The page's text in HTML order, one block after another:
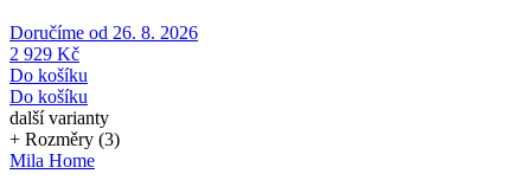
Doručíme od 26. 8. 2026
2 929 Kč
Do košíku
Do košíku
další varianty
+ Rozměry (3)
Mila Home